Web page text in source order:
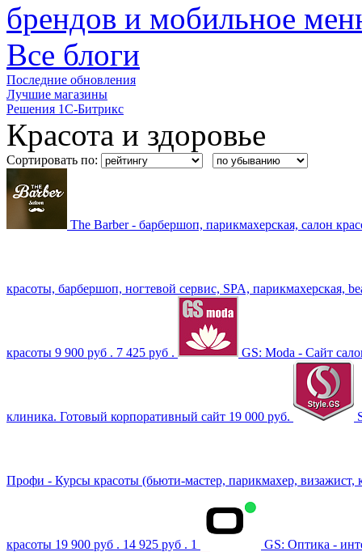
брендов и мобильное
Все блоги
Последние обновления
Лучшие магазины
Решения 1С-Битрикс
Красота и здоровье
Сортировать по:
The Barber - барбершоп, парикмахерская, салон
красоты, барбершоп, ногтевой сервис, SPA, парикмахерская,
красоты 9 900 руб . 7 425 руб . GS: Moda - Сайт
клиника. Готовый корпоративный сайт 19 000 руб.
Профи - Курсы красоты (бьюти-мастер, парикмахер, визажист,
красоты 19 900 руб . 14 925 руб . 1 GS: Оптика -